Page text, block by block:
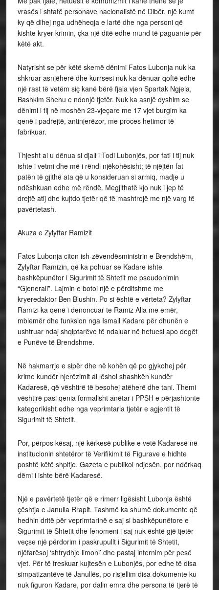
vrasës i shtatë personave nacionalistë në Dibër, një kumt
ky që dihej nga udhëheqja e lartë dhe nga personi që
kishte kryer krimin, çka një ditë edhe mund të paguante për
këtë akt.
Natyrisht se për këtë skemë dënimi Fatos Lubonja nuk ka
shkruar asnjëherë dhe kurrsesi nuk ka dënuar qoftë edhe
një rast të vetëm siç kanë bërë fjala vjen Spartak Ngjela,
Bashkim Shehu e ndonjë tjetër. Nuk ka asnjë dyshim se
dënimi i tij në moshën 23-vjeçare me 17 vjet burgim ka
qenë i padrejtë, antinjerëzor, me proces hetimor të
fabrikuar.
Thjesht ai u dënua si djali i Todi Lubonjës, por fati i tij nuk
ishte i vetmi dhe më i rëndi njëkohësisht; të njëjtën fat
patën të gjithë ata që u konsideruan si armiq, madje u
ndëshkuan edhe më rëndë. Megjithatë kjo nuk i jep të
drejtë atij dhe kujtdo tjetër që të mashtrojë me një varg të
pavërtetash.
Akuza e Zylyftar Ramizit
Fatos Lubonja citon ish-zëvendësministrin e Brendshëm,
Zylyftar Ramizin, që ka pohuar se Kadare ishte
bashkëpunëtor i Sigurimit të Shtetit me pseudonimin
“Gjenerali”. Lajmin e botoi një e përditshme me
kryeredaktor Ben Blushin. Po si është e vërteta? Zylyftar
Ramizi ka qenë i denoncuar te Ramiz Alia me emër,
mbiemër dhe funksion nga Ismail Kadare për dhunën e
ushtruar ndaj shqiptarëve të ndaluar në hetuesi apo degët
e Punëve të Brendshme.
Në hakmarrje e sipër dhe në kohën që po gjykohej për
krime kundër njerëzimit ai lëshoi shashkën kundër
Kadaresë, që vështirë të besohej atëherë dhe tani. Themi
vështirë pasi qenia formalisht anëtar i PPSH e përjashtonte
kategorikisht edhe nga veprimtaria tjetër e agjentit të
Sigurimit të Shtetit.
Por, përpos kësaj, një kërkesë publike e vetë Kadaresë në
institucionin shtetëror të Verifikimit të Figurave e hidhte
poshtë këtë shpifje. Gazeta e publikoi ndjesën, por ndërkaq
dëmi i ishte bërë Kadaresë.
Një e pavërtetë tjetër që e rimerr ligësisht Lubonja është
çështja e Janulla Rrapit. Tashmë ka shumë dokumente që
hedhin dritë për veprimtarinë e saj si bashkëpunëtore e
Sigurimit të Shtetit dhe fenomeni i saj nuk është gjë tjetër
veçse një përdorim i paskrupullt i Sigurimit të Shtetit,
njëfarësoj ‘shtrydhje limoni’ dhe pastaj internim për pesë
vjet. Për të freskuar kujtesën e Lubonjës, por edhe të disa
simpatizantëve të Janullës, po risjellim disa dokumente ku
nuk figuron Kadare, por dalin emra dhe persona të tjerë të